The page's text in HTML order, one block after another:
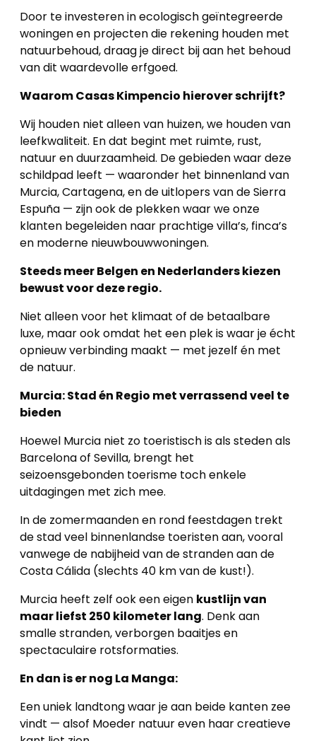
Door te investeren in ecologisch geïntegreerde
woningen en projecten die rekening houden met
natuurbehoud, draag je direct bij aan het behoud
van dit waardevolle erfgoed.
Waarom Casas Kimpencio hierover schrijft?
Wij houden niet alleen van huizen, we houden van
leefkwaliteit. En dat begint met ruimte, rust,
natuur en duurzaamheid. De gebieden waar deze
schildpad leeft — waaronder het binnenland van
Murcia, Cartagena, en de uitlopers van de Sierra
Espuña — zijn ook de plekken waar we onze
klanten begeleiden naar prachtige villa’s, finca’s
en moderne nieuwbouwwoningen.
Steeds meer Belgen en Nederlanders kiezen
bewust voor deze regio.
Niet alleen voor het klimaat of de betaalbare
luxe, maar ook omdat het een plek is waar je écht
opnieuw verbinding maakt — met jezelf én met
de natuur.
Murcia: Stad én Regio met verrassend veel te
bieden
Hoewel Murcia niet zo toeristisch is als steden als
Barcelona of Sevilla, brengt het
seizoensgebonden toerisme toch enkele
uitdagingen met zich mee.
In de zomermaanden en rond feestdagen trekt
de stad veel binnenlandse toeristen aan, vooral
vanwege de nabijheid van de stranden aan de
Costa Cálida (slechts 40 km van de kust!).
Murcia heeft zelf ook een eigen kustlijn van
maar liefst 250 kilometer lang. Denk aan
smalle stranden, verborgen baaitjes en
spectaculaire rotsformaties.
En dan is er nog La Manga:
Een uniek landtong waar je aan beide kanten zee
vindt — alsof Moeder natuur even haar creatieve